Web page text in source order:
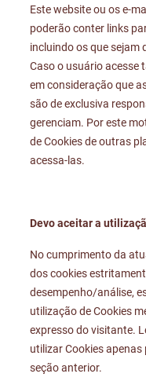
Este website ou os e-
poderão conter links
incluindo os que sejam
Caso o usuário acesse
em consideração que
são de exclusiva
gerenciam. Por este
de Cookies de outras
acessa-las.
Devo aceitar a
No cumprimento da
dos cookies
desempenho/análise,
utilização de Cookies
expresso do visitante.
utilizar Cookies
seção anterior.